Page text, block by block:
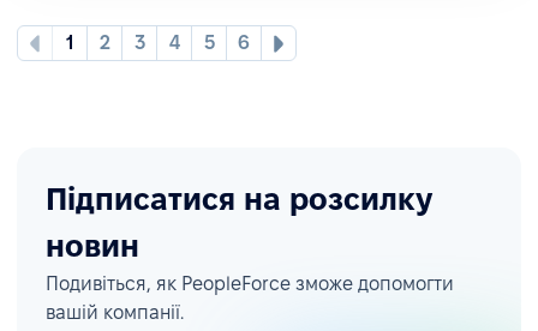
1 2 3 4 5 6
Підписатися на розсилку
новин
Подивіться, як PeopleForce зможе допомогти
вашій компанії.